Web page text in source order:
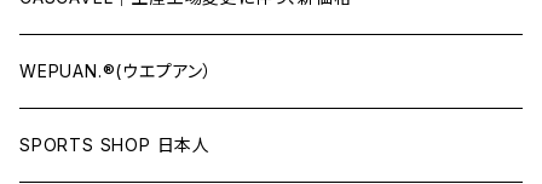
WEPUAN.®(ウエプアン）
SPORTS SHOP 日本人